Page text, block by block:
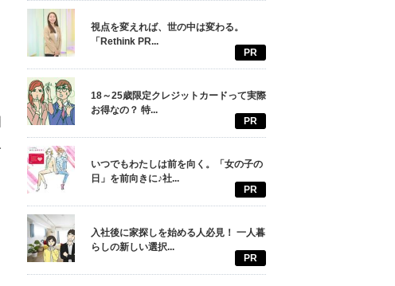
視点を変えれば、世の中は変わる。
「Rethink PR...
PR
18～25歳限定クレジットカードって実際
お得なの？ 特...
PR
いつでもわたしは前を向く。「女の子の
日」を前向きに♪社...
PR
入社後に家探しを始める人必見！ 一人暮
らしの新しい選択...
PR